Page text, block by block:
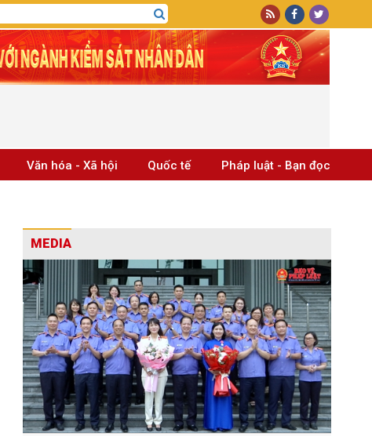
Văn hóa - Xã hội Quốc tế Pháp luật - Bạn đọc
MEDIA